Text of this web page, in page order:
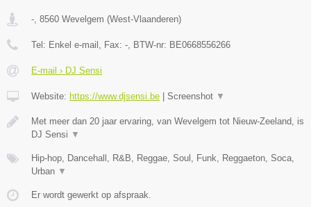
-, 8560 Wevelgem (West-Vlaanderen)
Tel: Enkel e-mail , Fax: -, BTW-nr: BE0668556266
E-mail › DJ Sensi
Website: https://www.djsensi.be Screenshot ▼
Met meer dan 20 jaar ervaring, van Wevelgem tot Nieuw-Zeeland, is
DJ Sensi ▼
Hip-hop, Dancehall, R&B, Reggae, Soul, Funk, Reggaeton, Soca,
Urban ▼
Er wordt gewerkt op afspraak.